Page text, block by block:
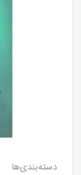
دسته‌بندی‌ها